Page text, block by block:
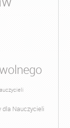
dla Nauczycieli